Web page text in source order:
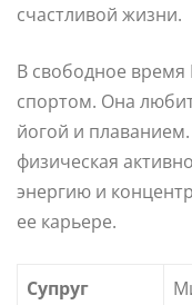
счастливой жизни.
В свободное время
спортом. Она
йогой и
физическая
энергию и
ее карьере.
Супруг